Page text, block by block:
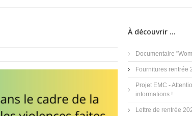
À découvrir ...
Documentaire
Fournitures rentrée
Projet EMC -
informations !
Lettre de rentrée